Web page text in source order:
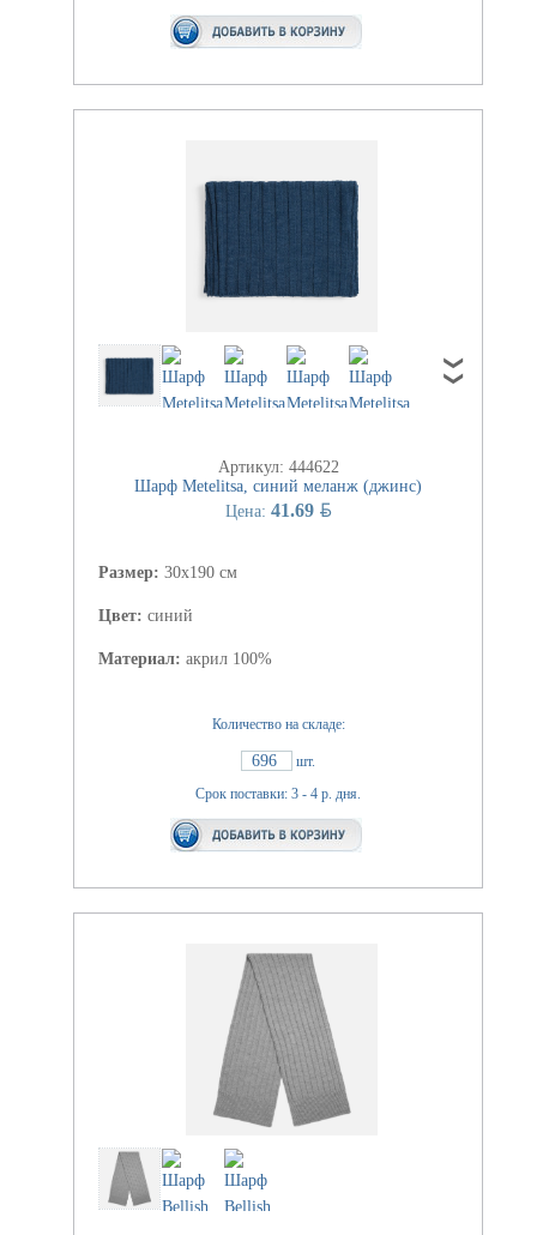
Артикул: 444622
Шарф Metelitsa, синий меланж (джинс)
Цена: 41.69 BYN
Размер: 30х190 см
Цвет: синий
Материал: акрил 100%
Количество на складе:
696
шт.
Срок поставки: 3 - 4 р. дня.